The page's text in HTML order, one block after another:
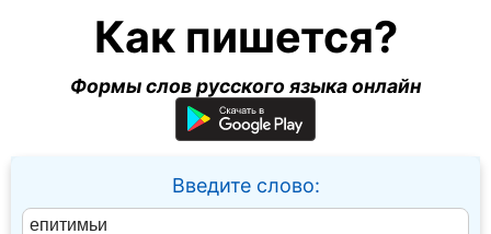
Как пишется?
Формы слов русского языка онлайн
Введите слово: